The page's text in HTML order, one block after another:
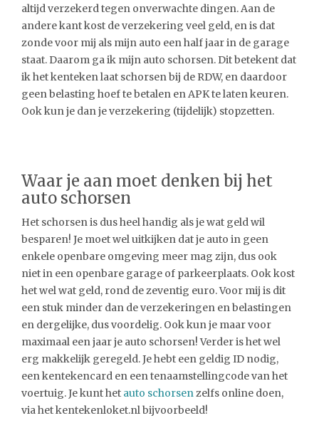
altijd verzekerd tegen onverwachte dingen. Aan de
andere kant kost de verzekering veel geld, en is dat
zonde voor mij als mijn auto een half jaar in de garage
staat. Daarom ga ik mijn auto schorsen. Dit betekent dat
ik het kenteken laat schorsen bij de RDW, en daardoor
geen belasting hoef te betalen en APK te laten keuren.
Ook kun je dan je verzekering (tijdelijk) stopzetten.
Waar je aan moet denken bij het
auto schorsen
Het schorsen is dus heel handig als je wat geld wil
besparen! Je moet wel uitkijken dat je auto in geen
enkele openbare omgeving meer mag zijn, dus ook
niet in een openbare garage of parkeerplaats. Ook kost
het wel wat geld, rond de zeventig euro. Voor mij is dit
een stuk minder dan de verzekeringen en belastingen
en dergelijke, dus voordelig. Ook kun je maar voor
maximaal een jaar je auto schorsen! Verder is het wel
erg makkelijk geregeld. Je hebt een geldig ID nodig,
een kentekencard en een tenaamstellingcode van het
voertuig. Je kunt het auto schorsenzelfs online doen,
via het kentekenloket.nl bijvoorbeeld!